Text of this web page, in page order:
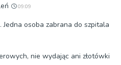
09:09
osoba zabrana do szpitala
nie wydając ani złotówki